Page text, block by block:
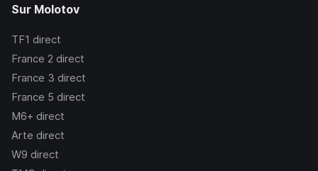
Sur Molotov
TF1 direct
France 2 direct
France 3 direct
France 5 direct
M6+ direct
Arte direct
W9 direct